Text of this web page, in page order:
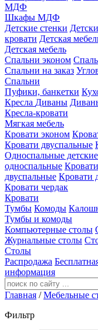
МДФ
Шкафы МДФ
Детские стенки
кровати Детская
Детская мебель
Спальни эконом
Спальни на заказ
Спальни
Пуфики, банкетки
Кресла Диваны
Кресла-кровати
Мягкая мебель
Кровати эконом
Кровати двуспальные
Односпальные
односпальные
двуспальные Кровати
Кровати чердак
Кровати
Тумбы Комоды
Тумбы и комоды
Компьютерные столы
Журнальные столы
Столы
Распродажа
информация
Главная /Мебельные
Фильтр